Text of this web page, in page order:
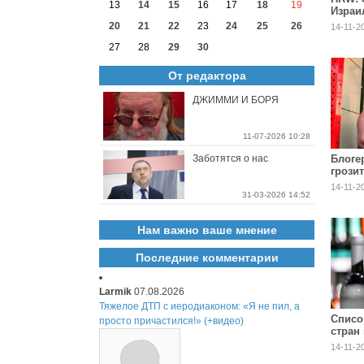
14-11-
за
14-11-
стран
14-11-
13
14 15 16 17 18
19
20
21 22 23 24 25
26
27
28 29 30
От редактора
ДЖИММИ И БОРЯ
11-07-2026 10:28
Заботятся о нас
31-03-2026 14:52
Нам важно ваше мнение
Последние комментарии
Larmik 07.08.2026
Тяжелое ДТП с иеродиаконом: «Я не пил, а
просто причастился!» (+видео)